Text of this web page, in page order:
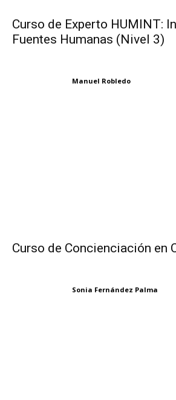
Curso de Experto HUMINT:
Fuentes Humanas (Nivel 3)
Manuel Robledo
Curso de Concienciación en
Sonia Fernández Palma